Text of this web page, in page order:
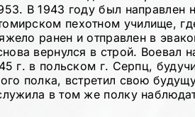
В 1943 году был направлен
пехотном училище,
ранен и отправлен в
вернулся в строй. Воевал
г. в польском г. Серпц,
полка, встретил свою
в том же полку